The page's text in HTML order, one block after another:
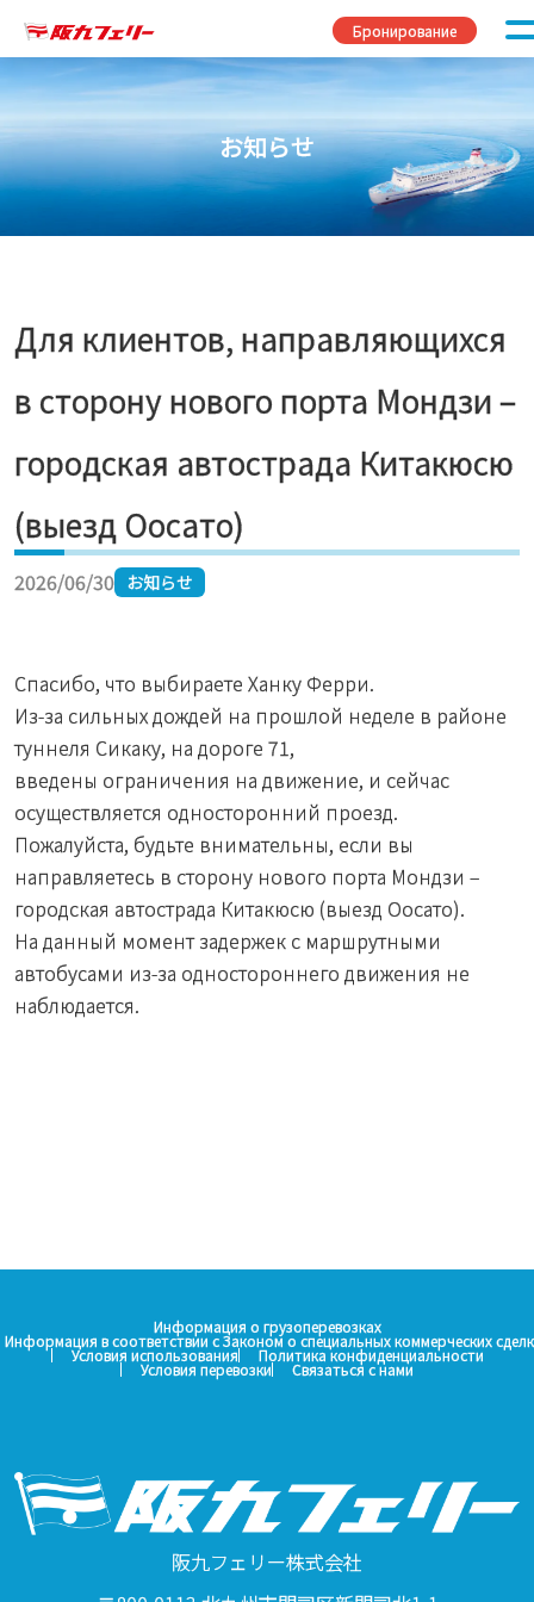
Бронирование
お知らせ
Для клиентов, направляющихся
в сторону нового порта Мондзи –
городская автострада Китакюсю
(выезд Оосато)
2026/06/30 お知らせ
Спасибо, что выбираете Ханку Ферри.
Из-за сильных дождей на прошлой неделе в районе
туннеля Сикаку, на дороге 71,
введены ограничения на движение, и сейчас
осуществляется односторонний проезд.
Пожалуйста, будьте внимательны, если вы
направляетесь в сторону нового порта Мондзи –
городская автострада Китакюсю (выезд Оосато).
На данный момент задержек с маршрутными
автобусами из-за одностороннего движения не
наблюдается.
Информация о грузоперевозках
Информация в соответствии с Законом о специальных коммерческих
Условия использования Политика конфиденциальности
Условия перевозки Связаться с нами
阪九フェリー株式会社